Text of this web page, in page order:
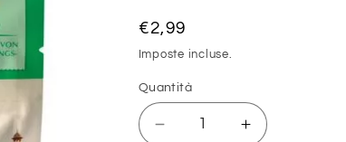
Prezzo
di
€2,99
Imposte incluse.
Quantità
Diminuisci
Aumenta